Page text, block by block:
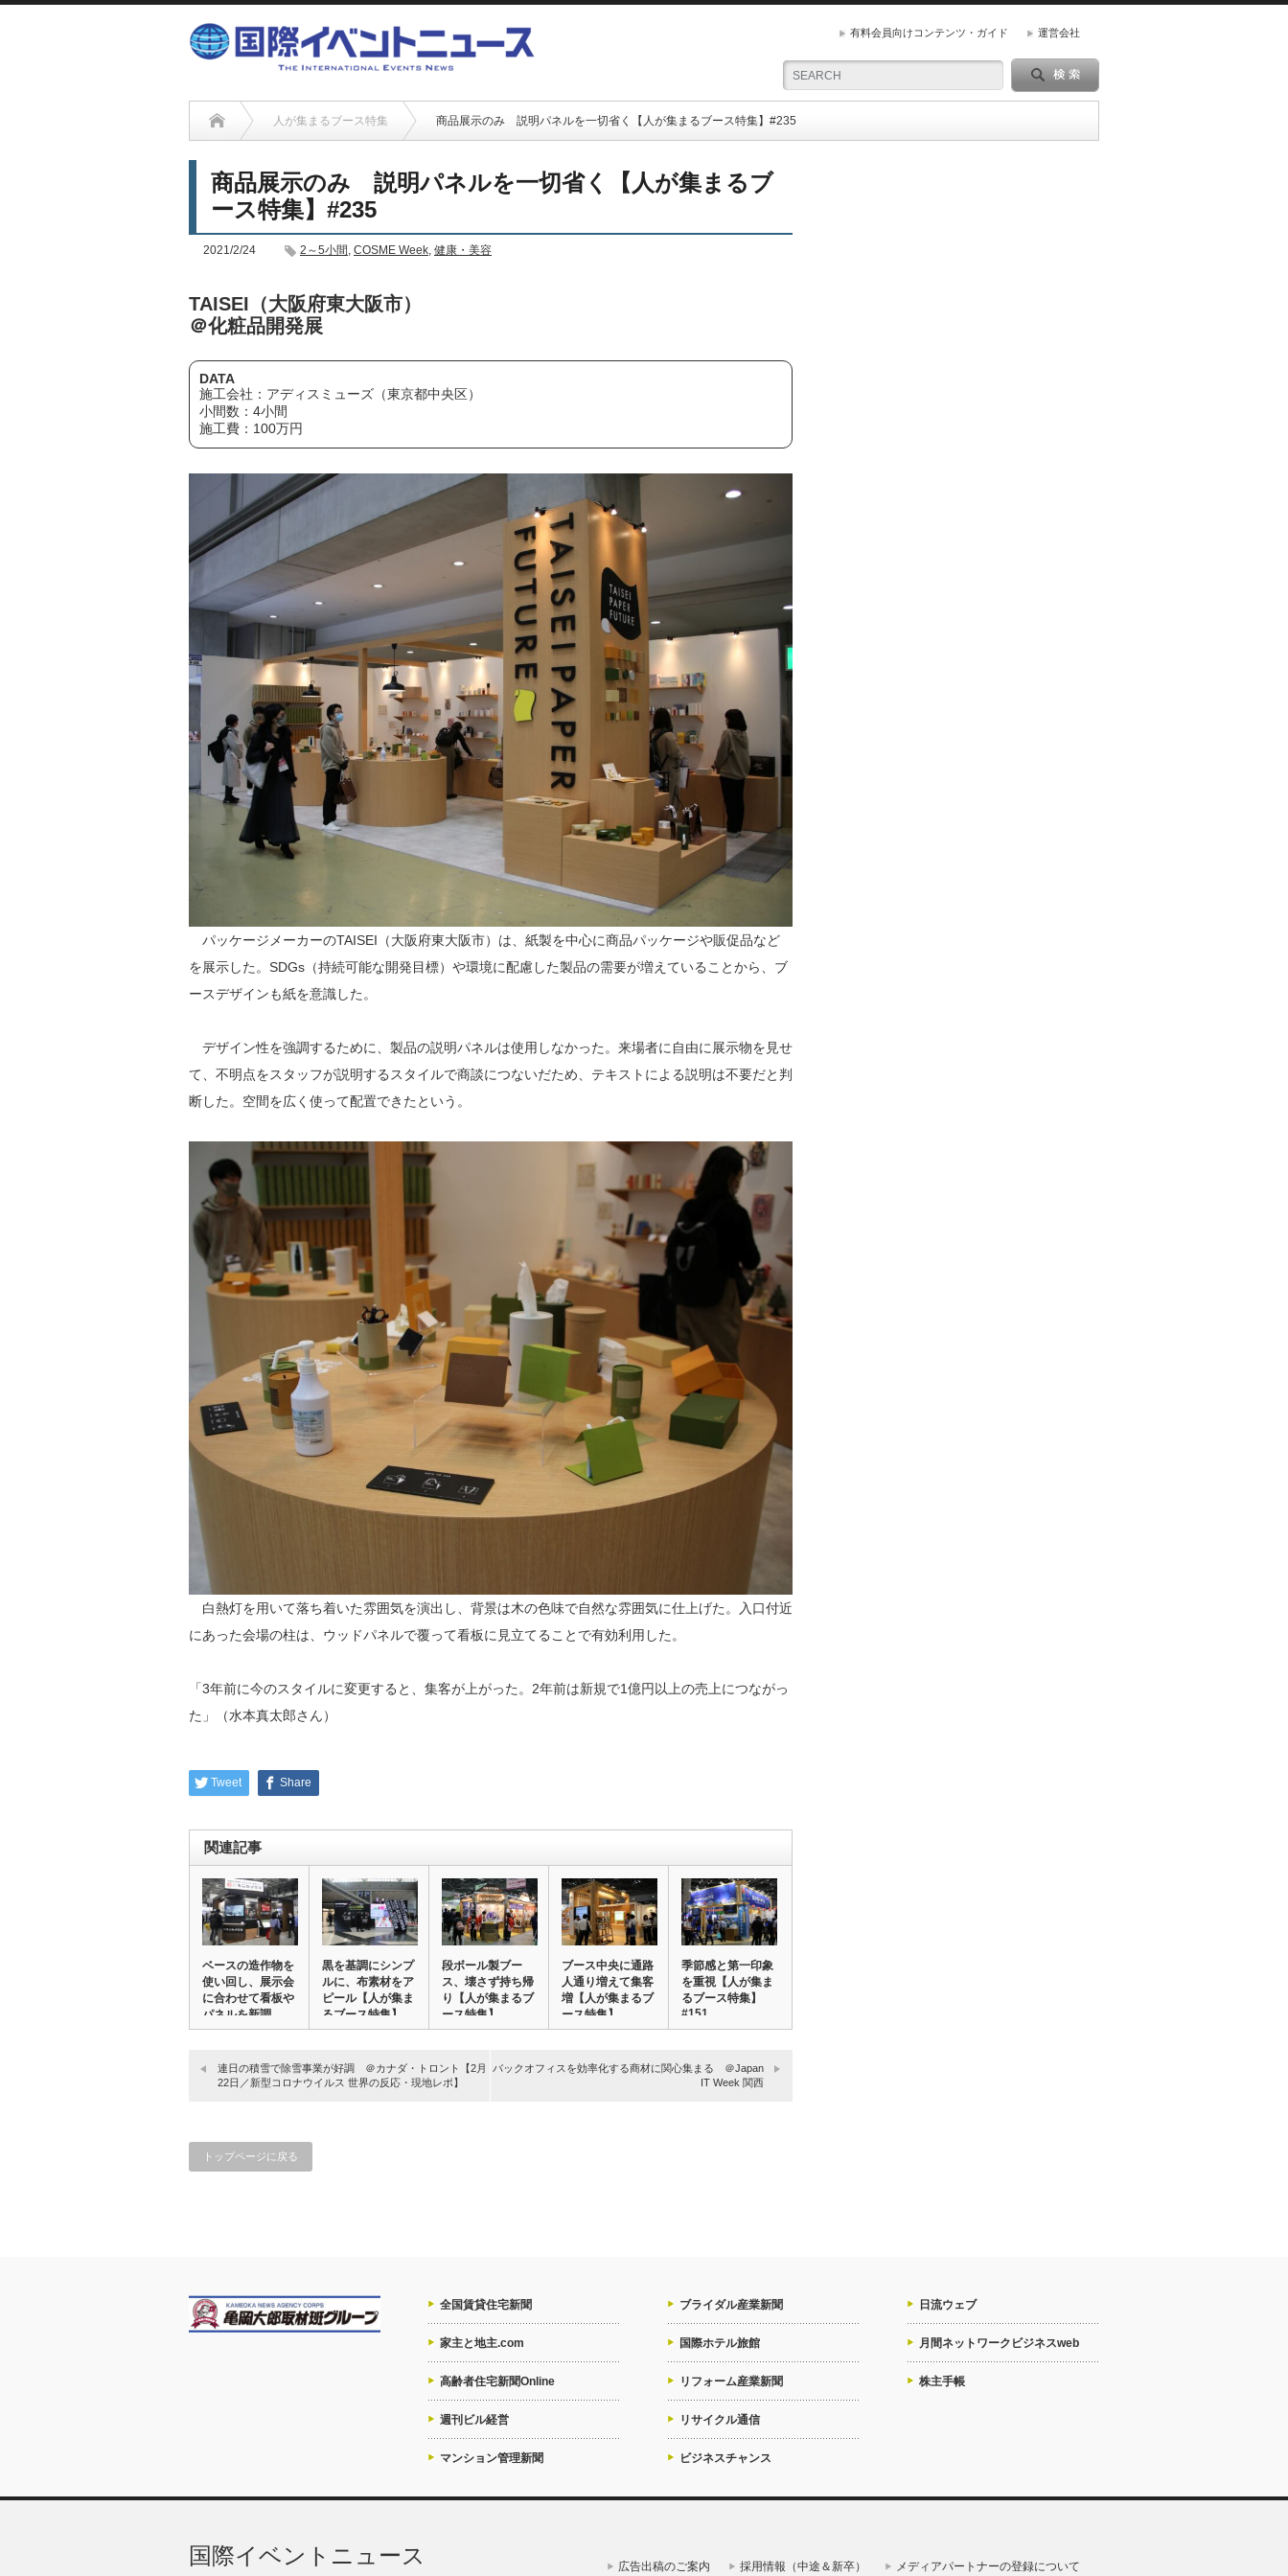
有料会員向けコンテンツ・ガイド 運営会社
人が集まるブース特集 商品展示のみ 説明パネルを一切省く【人が集まるブース特集】#235
商品展示のみ 説明パネルを一切省く【人が集まるブ
ース特集】#235
2021/2/24 2～5小間 , COSME Week, 健康・美容
TAISEI（大阪府東大阪市）
＠化粧品開発展
DATA
施工会社：アディスミューズ（東京都中央区）
小間数：4小間
施工費：100万円
パッケージメーカーのTAISEI（大阪府東大阪市）は、紙製を中心に商品パッケージや販促品など
を展示した。SDGs（持続可能な開発目標）や環境に配慮した製品の需要が増えていることから、ブ
ースデザインも紙を意識した。
デザイン性を強調するために、製品の説明パネルは使用しなかった。来場者に自由に展示物を見せ
て、不明点をスタッフが説明するスタイルで商談につないだため、テキストによる説明は不要だと判
断した。空間を広く使って配置できたという。
白熱灯を用いて落ち着いた雰囲気を演出し、背景は木の色味で自然な雰囲気に仕上げた。入口付近
にあった会場の柱は、ウッドパネルで覆って看板に見立てることで有効利用した。
「3年前に今のスタイルに変更すると、集客が上がった。2年前は新規で1億円以上の売上につながっ
た」（水本真太郎さん）
Tweet Share
関連記事
ベースの造作物を
使い回し、展示会
に合わせて看板や
パネルを新調
【人…
黒を基調にシンプ
ルに、布素材をア
ピール【人が集ま
るブース特集】
#…
段ボール製ブー
ス、壊さず持ち帰
り【人が集まるブ
ース特集】
ブース中央に通路
人通り増えて集客
増【人が集まるブ
ース特集】
季節感と第一印象
を重視【人が集ま
るブース特集】
#151
連日の積雪で除雪事業が好調 ＠カナダ・トロント【2月
22日／新型コロナウイルス 世界の反応・現地レポ】
バックオフィスを効率化する商材に関心集まる ＠Japan
IT Week 関西
トップページに戻る
全国賃貸住宅新聞
家主と地主.com
高齢者住宅新聞Online
週刊ビル経営
マンション管理新聞
ブライダル産業新聞
国際ホテル旅館
リフォーム産業新聞
リサイクル通信
ビジネスチャンス
日流ウェブ
月間ネットワークビジネスweb
株主手帳
国際イベントニュース 広告出稿のご案内 採用情報（中途＆新卒） メディアパートナーの登録について